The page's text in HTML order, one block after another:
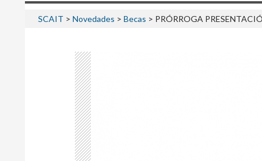
SCAIT > Novedades > Becas > PRÓRROGA